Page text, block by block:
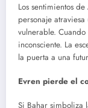
Los sentimientos
personaje
vulnerable.
inconsciente. La
la puerta a una
Evren pierde el
Si Bahar simboliza